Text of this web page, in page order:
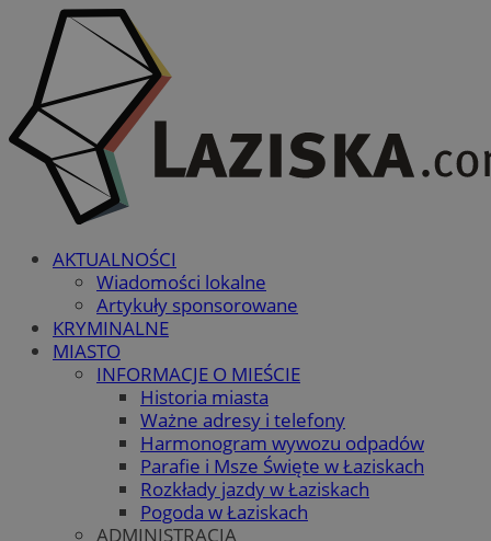
AKTUALNOŚCI
Wiadomości lokalne
Artykuły sponsorowane
KRYMINALNE
MIASTO
INFORMACJE O MIEŚCIE
Historia miasta
Ważne adresy i telefony
Harmonogram wywozu odpadów
Parafie i Msze Święte w Łaziskach
Rozkłady jazdy w Łaziskach
Pogoda w Łaziskach
ADMINISTRACJA